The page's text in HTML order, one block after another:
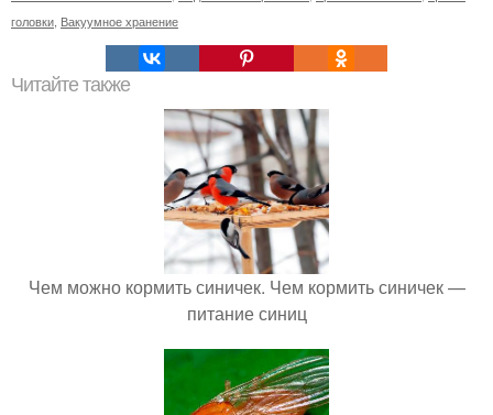
головки Вакуумное хранение
Читайте также
Чем можно кормить синичек. Чем кормить синичек —
питание синиц